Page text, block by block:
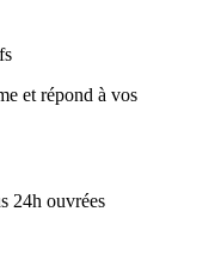
et répond à vos
24h ouvrées